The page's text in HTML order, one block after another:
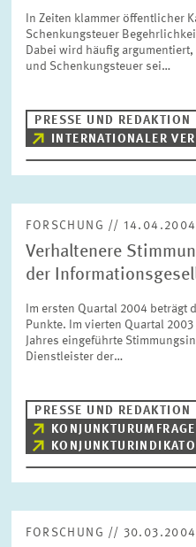
In Zeiten klammer öffentlicher
Schenkungsteuer
Dabei wird häufig
und Schenkungsteuer sei…
PRESSE UND REDAKTION
INTERNATIONALER
FORSCHUNG // 14.04.2004
Verhaltenere
der
Im ersten Quartal 2004 beträgt
Punkte. Im vierten Quartal
Jahres eingeführte
Dienstleister der…
PRESSE UND REDAKTION
KONJUNKTURUMFRAGE
FORSCHUNG // 30.03.2004